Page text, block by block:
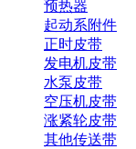
预热器
起动系附件
正时皮带
发电机皮带
水泵皮带
空压机皮带
涨紧轮皮带
其他传送带